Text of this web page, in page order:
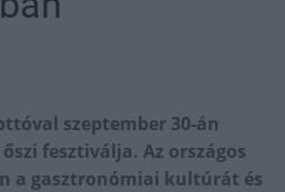
szeptember 30-án
fesztiválja. Az országos
a gasztronómiai kultúrát és